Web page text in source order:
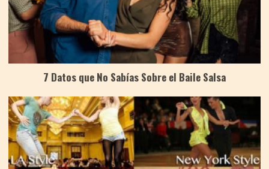
7 Datos que No Sabías Sobre el Baile Salsa